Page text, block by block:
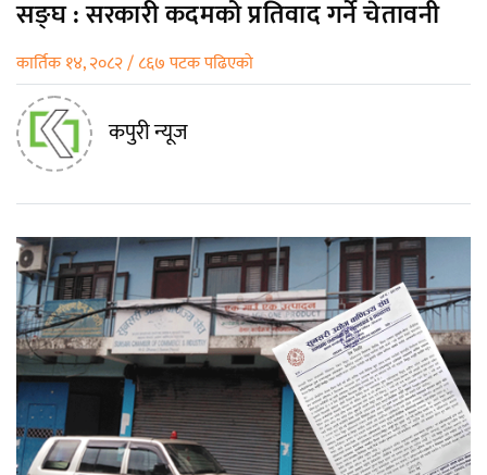
सङ्घ : सरकारी कदमको प्रतिवाद गर्ने चेतावनी
कार्तिक १४, २०८२ / ८६७ पटक पढिएको
कपुरी न्यूज